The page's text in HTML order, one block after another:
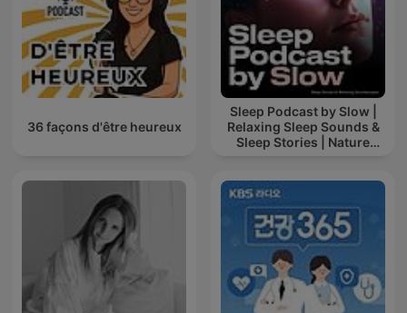
36 façons d'être heureux
Sleep Podcast by Slow |
Relaxing Sleep Sounds &
Sleep Stories | Nature